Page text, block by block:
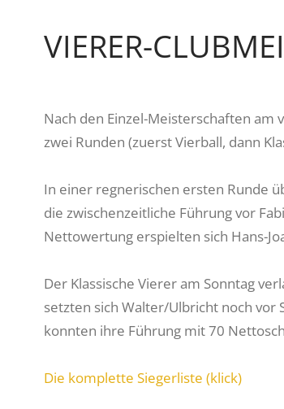
VIERER-
Nach den Einzel-Meisterschaften
zwei Runden (zuerst Vierball, dann
In einer regnerischen ersten Runde
die zwischenzeitliche Führung vor
Nettowertung erspielten sich Hans-
Der Klassische Vierer am Sonntag
setzten sich Walter/Ulbricht noch vor
konnten ihre Führung mit 70
Die komplette Siegerliste (klick)